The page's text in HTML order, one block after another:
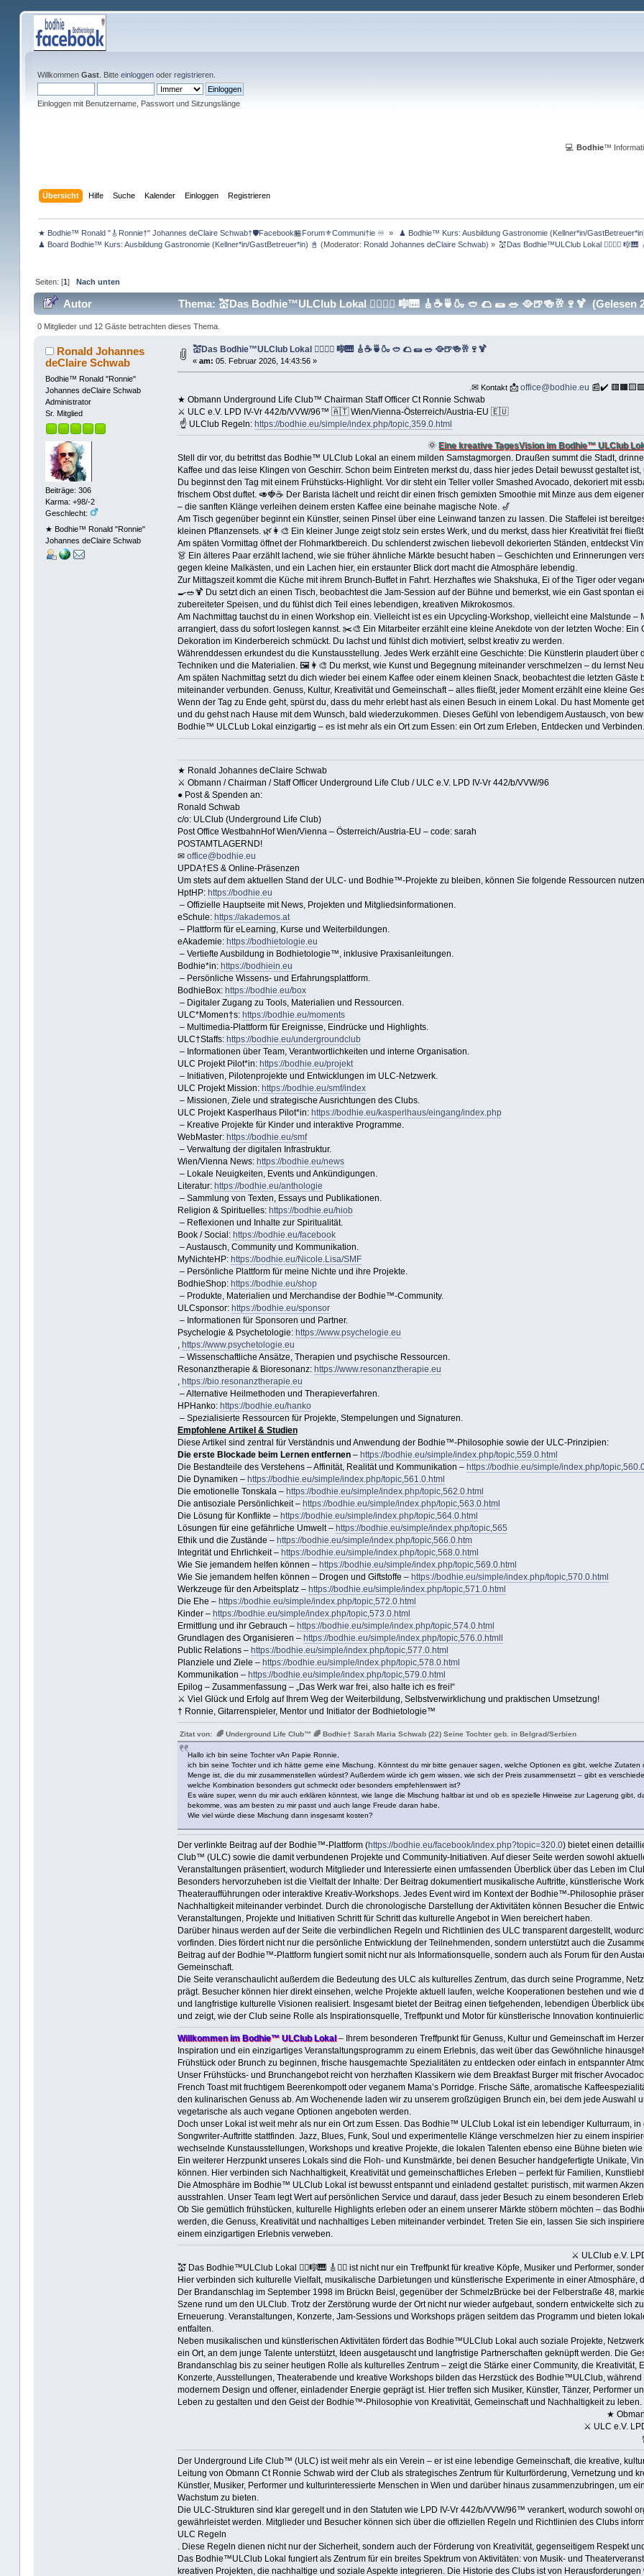
Willkommen Gast. Bitte einloggenoder registrieren.
Einloggen mit Benutzername, Passwort und Sitzungslänge
💻Bodhie™
Übersicht Hilfe Suche Kalender Einloggen Registrieren
★ Bodhie™ Ronald "🎸Ronnie†" Johannes deClaire Schwab†🛡️Facebook🏪Forum⚜️Communi†ie ♾️ » ♟ Bodhie™ Kurs: Ausbildung Gastronomie (Kellner*in/
♟ Board Bodhie™ Kurs: Ausbildung Gastronomie (Kellner*in/GastBetreuer*in) 📓 (Moderator: Ronald Johannes deClaire Schwab) » 💒Das Bodhie™ULClub Lokal 🤹‍♀️🤹‍♂️
Seiten: [1]Nach unten
Autor Thema: 💒Das Bodhie™ULClub Lokal 🤹‍♀️🤹‍♂️ 🎼🎹 🎸☕️🍵🍶 🥙 🌮 🌯 🥗 🥘🍺🍻🥂🍷🍹 (Gelesen
0 Mitglieder und 12 Gäste betrachten dieses Thema.
Ronald Johannes
deClaire Schwab
Bodhie™ Ronald "Ronnie"
Johannes deClaire Schwab
Administrator
Sr. Mitglied
Beiträge: 306
Karma: +98/-2
Geschlecht:
★ Bodhie™ Ronald "Ronnie"
Johannes deClaire Schwab
💒Das Bodhie™ULClub Lokal 🤹‍♀️🤹‍♂️ 🎼🎹 🎸☕️🍵🍶 🥙 🌮 🌯 🥗 🥘🍺🍻🥂🍷🍹
« am: 05. Februar 2026, 14:43:56 »
.✉ Kontakt 📩office@bodhie.eu 📰✔️
★ Obmann Underground Life Club™ Chairman Staff Officer Ct Ronnie Schwab
⚔ ULC e.V. LPD IV-Vr 442/b/VVW/96™ 🇦🇹 Wien/Vienna-Österreich/Austria-EU 🇪🇺
☝ ULClub Regeln: https://bodhie.eu/simple/index.php/topic,359.0.html
🌞 Eine kreative TagesVision im Bodhie™ ULClub
Stell dir vor, du betrittst das Bodhie™ ULClub Lokal an einem milden Samstagmorgen. Draußen summt die Stadt,
Kaffee und das leise Klingen von Geschirr. Schon beim Eintreten merkst du, dass hier jedes Detail bewusst gestaltet
Du beginnst den Tag mit einem Frühstücks-Highlight. Vor dir steht ein Teller voller Smashed Avocado, dekoriert mit
frischem Obst duftet. 🥑🍓☕ Der Barista lächelt und reicht dir einen frisch gemixten Smoothie mit Minze aus dem
– die sanften Klänge verleihen deinem ersten Kaffee eine beinahe magische Note. 🎷
Am Tisch gegenüber beginnt ein Künstler, seinen Pinsel über eine Leinwand tanzen zu lassen. Die Staffelei ist
kleinen Pflanzensets. 🌿👩‍🎨 Ein kleiner Junge zeigt stolz sein erstes Werk, und du merkst, dass hier Kreativität frei
Am späten Vormittag öffnet der Flohmarktbereich. Du schlenderst zwischen liebevoll dekorierten Ständen, entdeckst
👗 Ein älteres Paar erzählt lachend, wie sie früher ähnliche Märkte besucht haben – Geschichten und Erinnerungen
gegen kleine Malkästen, und ein Lachen hier, ein erstaunter Blick dort macht die Atmosphäre lebendig.
Zur Mittagszeit kommt die Küche mit ihrem Brunch-Buffet in Fahrt. Herzhaftes wie Shakshuka, Ei of the Tiger oder
🍳🥗🍹 Du setzt dich an einen Tisch, beobachtest die Jam-Session auf der Bühne und bemerkst, wie ein Gast spontan
zubereiteter Speisen, und du fühlst dich Teil eines lebendigen, kreativen Mikrokosmos.
Am Nachmittag tauchst du in einen Workshop ein. Vielleicht ist es ein Upcycling-Workshop, vielleicht eine Malstunde
arrangiert, dass du sofort loslegen kannst. ✂️🎨 Ein Mitarbeiter erzählt eine kleine Anekdote von der letzten Woche:
Dekoration im Kinderbereich schmückt. Du lachst und fühlst dich motiviert, selbst kreativ zu werden.
Währenddessen erkundest du die Kunstausstellung. Jedes Werk erzählt eine Geschichte: Die Künstlerin plaudert
Techniken und die Materialien. 🖼️👩‍🎨 Du merkst, wie Kunst und Begegnung miteinander verschmelzen – du lernst
Am späten Nachmittag setzt du dich wieder bei einem Kaffee oder einem kleinen Snack, beobachtest die letzten
miteinander verbunden. Genuss, Kultur, Kreativität und Gemeinschaft – alles fließt, jeder Moment erzählt eine kleine
Wenn der Tag zu Ende geht, spürst du, dass du mehr erlebt hast als einen Besuch in einem Lokal. Du hast Momente
und du gehst nach Hause mit dem Wunsch, bald wiederzukommen. Dieses Gefühl von lebendigem Austausch, von
Bodhie™ ULCLub Lokal einzigartig – es ist mehr als ein Ort zum Essen: ein Ort zum Erleben, Entdecken und Verbinden.
Die WG
★ Ronald Johannes deClaire Schwab
⚔ Obmann / Chairman / Staff Officer Underground Life Club / ULC e.V. LPD IV-Vr 442/b/VVW/96
● Post & Spenden an:
Ronald Schwab
c/o: ULClub (Underground Life Club)
Post Office WestbahnHof Wien/Vienna – Österreich/Austria-EU – code: sarah
POSTAMTLAGERND!
✉ office@bodhie.eu
UPDA†ES & Online-Präsenzen
Um stets auf dem aktuellen Stand der ULC- und Bodhie™-Projekte zu bleiben, können Sie folgende Ressourcen
HptHP: https://bodhie.eu
– Offizielle Hauptseite mit News, Projekten und Mitgliedsinformationen.
eSchule: https://akademos.at
– Plattform für eLearning, Kurse und Weiterbildungen.
eAkademie: https://bodhietologie.eu
– Vertiefte Ausbildung in Bodhietologie™, inklusive Praxisanleitungen.
Bodhie*in: https://bodhiein.eu
– Persönliche Wissens- und Erfahrungsplattform.
BodhieBox: https://bodhie.eu/box
– Digitaler Zugang zu Tools, Materialien und Ressourcen.
ULC*Momen†s: https://bodhie.eu/moments
– Multimedia-Plattform für Ereignisse, Eindrücke und Highlights.
ULC†Staffs: https://bodhie.eu/undergroundclub
– Informationen über Team, Verantwortlichkeiten und interne Organisation.
ULC Projekt Pilot*in: https://bodhie.eu/projekt
– Initiativen, Pilotenprojekte und Entwicklungen im ULC-Netzwerk.
ULC Projekt Mission: https://bodhie.eu/smf/index
– Missionen, Ziele und strategische Ausrichtungen des Clubs.
ULC Projekt Kasperlhaus Pilot*in: https://bodhie.eu/kasperlhaus/eingang/index.php
– Kreative Projekte für Kinder und interaktive Programme.
WebMaster: https://bodhie.eu/smf
– Verwaltung der digitalen Infrastruktur.
Wien/Vienna News: https://bodhie.eu/news
– Lokale Neuigkeiten, Events und Ankündigungen.
Literatur: https://bodhie.eu/anthologie
– Sammlung von Texten, Essays und Publikationen.
Religion & Spirituelles: https://bodhie.eu/hiob
– Reflexionen und Inhalte zur Spiritualität.
Book / Social: https://bodhie.eu/facebook
– Austausch, Community und Kommunikation.
MyNichteHP: https://bodhie.eu/Nicole.Lisa/SMF
– Persönliche Plattform für meine Nichte und ihre Projekte.
BodhieShop: https://bodhie.eu/shop
– Produkte, Materialien und Merchandise der Bodhie™-Community.
ULCsponsor: https://bodhie.eu/sponsor
– Informationen für Sponsoren und Partner.
Psychelogie & Psychetologie: https://www.psychelogie.eu
, https://www.psychetologie.eu
– Wissenschaftliche Ansätze, Therapien und psychische Ressourcen.
Resonanztherapie & Bioresonanz: https://www.resonanztherapie.eu
, https://bio.resonanztherapie.eu
– Alternative Heilmethoden und Therapieverfahren.
HPHanko: https://bodhie.eu/hanko
– Spezialisierte Ressourcen für Projekte, Stempelungen und Signaturen.
Empfohlene Artikel & Studien
Diese Artikel sind zentral für Verständnis und Anwendung der Bodhie™-Philosophie sowie der ULC-Prinzipien:
Die erste Blockade beim Lernen entfernen– https://bodhie.eu/simple/index.php/topic,559.0.html
Die Bestandteile des Verstehens – Affinität, Realität und Kommunikation – https://bodhie.eu/simple/index.php/
Die Dynamiken – https://bodhie.eu/simple/index.php/topic,561.0.html
Die emotionelle Tonskala – https://bodhie.eu/simple/index.php/topic,562.0.html
Die antisoziale Persönlichkeit – https://bodhie.eu/simple/index.php/topic,563.0.html
Die Lösung für Konflikte – https://bodhie.eu/simple/index.php/topic,564.0.html
Lösungen für eine gefährliche Umwelt – https://bodhie.eu/simple/index.php/topic,565
Ethik und die Zustände – https://bodhie.eu/simple/index.php/topic,566.0.htm
Integrität und Ehrlichkeit – https://bodhie.eu/simple/index.php/topic,568.0.html
Wie Sie jemandem helfen können – https://bodhie.eu/simple/index.php/topic,569.0.html
Wie Sie jemandem helfen können – Drogen und Giftstoffe – https://bodhie.eu/simple/index.php/topic,570.0.html
Werkzeuge für den Arbeitsplatz – https://bodhie.eu/simple/index.php/topic,571.0.html
Die Ehe – https://bodhie.eu/simple/index.php/topic,572.0.html
Kinder – https://bodhie.eu/simple/index.php/topic,573.0.html
Ermittlung und ihr Gebrauch – https://bodhie.eu/simple/index.php/topic,574.0.html
Grundlagen des Organisieren – https://bodhie.eu/simple/index.php/topic,576.0.htmll
Public Relations – https://bodhie.eu/simple/index.php/topic,577.0.html
Planziele und Ziele – https://bodhie.eu/simple/index.php/topic,578.0.html
Kommunikation – https://bodhie.eu/simple/index.php/topic,579.0.html
Epilog – Zusammenfassung – „Das Werk war frei, also halte ich es frei!“
⚔ Viel Glück und Erfolg auf Ihrem Weg der Weiterbildung, Selbstverwirklichung und praktischen Umsetzung!
† Ronnie, Gitarrenspieler, Mentor und Initiator der Bodhietologie™
Zitat von: 🌈 Underground Life Club™ 🌈 Bodhie† Sarah Maria Schwab (22) Seine Tochter geb. in Belgrad/Serbien
Hallo ich bin seine Tochter vAn Papie Ronnie,
ich bin seine Tochter und ich hätte gerne eine Mischung. Könntest du mir bitte genauer sagen, welche Optionen es gibt, welche
Menge ist, die du mir zusammenstellen würdest? Außerdem würde ich gern wissen, wie sich der Preis zusammensetzt – gibt es
welche Kombination besonders gut schmeckt oder besonders empfehlenswert ist?
Es wäre super, wenn du mir auch erklären könntest, wie lange die Mischung haltbar ist und ob es spezielle Hinweise zur Lagerung gibt,
bekomme, was am besten zu mir passt und auch lange Freude daran habe.
Wie viel würde diese Mischung dann insgesamt kosten?
Der verlinkte Beitrag auf der Bodhie™-Plattform (https://bodhie.eu/facebook/index.php?topic=320.0) bietet einen
Club™ (ULC) sowie die damit verbundenen Projekte und Community-Initiativen. Auf dieser Seite werden sowohl
Veranstaltungen präsentiert, wodurch Mitglieder und Interessierte einen umfassenden Überblick über das Leben im
Besonders hervorzuheben ist die Vielfalt der Inhalte: Der Beitrag dokumentiert musikalische Auftritte, künstlerische
Theateraufführungen oder interaktive Kreativ-Workshops. Jedes Event wird im Kontext der Bodhie™-Philosophie
Nachhaltigkeit miteinander verbindet. Durch die chronologische Darstellung der Aktivitäten können Besucher die
Veranstaltungen, Projekte und Initiativen Schritt für Schritt das kulturelle Angebot in Wien bereichert haben.
Darüber hinaus werden auf der Seite die verbindlichen Regeln und Richtlinien des ULC transparent dargestellt,
vorfinden. Dies fördert nicht nur die persönliche Entwicklung der Teilnehmenden, sondern unterstützt auch die
Beitrag auf der Bodhie™-Plattform fungiert somit nicht nur als Informationsquelle, sondern auch als Forum für den
Gemeinschaft.
Die Seite veranschaulicht außerdem die Bedeutung des ULC als kulturelles Zentrum, das durch seine Programme,
prägt. Besucher können hier direkt einsehen, welche Projekte aktuell laufen, welche Kooperationen bestehen und wie
und langfristige kulturelle Visionen realisiert. Insgesamt bietet der Beitrag einen tiefgehenden, lebendigen Überblick
und zeigt, wie der Club seine Rolle als Inspirationsquelle, Treffpunkt und Motor für künstlerische Innovation
Willkommen im Bodhie™ ULClub Lokal– Ihrem besonderen Treffpunkt für Genuss, Kultur und Gemeinschaft im
Inspiration und ein einzigartiges Veranstaltungsprogramm zu einem Erlebnis, das weit über das Gewöhnliche
Frühstück oder Brunch zu beginnen, frische hausgemachte Spezialitäten zu entdecken oder einfach in entspannter
Unser Frühstücks- und Brunchangebot reicht von herzhaften Klassikern wie dem Breakfast Burger mit frischer
French Toast mit fruchtigem Beerenkompott oder veganem Mama’s Porridge. Frische Säfte, aromatische
den kulinarischen Genuss ab. Am Wochenende laden wir zu unserem großzügigen Brunch ein, bei dem jede Auswahl
vegetarische als auch vegane Optionen angeboten werden.
Doch unser Lokal ist weit mehr als nur ein Ort zum Essen. Das Bodhie™ ULClub Lokal ist ein lebendiger Kulturraum,
Songwriter-Auftritte stattfinden. Jazz, Blues, Funk, Soul und experimentelle Klänge verschmelzen hier zu einem
wechselnde Kunstausstellungen, Workshops und kreative Projekte, die lokalen Talenten ebenso eine Bühne bieten wie
Ein weiterer Herzpunkt unseres Lokals sind die Floh- und Kunstmärkte, bei denen Besucher handgefertigte Unikate,
können. Hier verbinden sich Nachhaltigkeit, Kreativität und gemeinschaftliches Erleben – perfekt für Familien,
Die Atmosphäre im Bodhie™ ULClub Lokal ist bewusst entspannt und einladend gestaltet: puristisch, mit warmen
ausstrahlen. Unser Team legt Wert auf persönlichen Service und darauf, dass jeder Besuch zu einem besonderen
Ob Sie gemütlich frühstücken, kulturelle Highlights erleben oder an einem unserer Märkte stöbern möchten – das
werden, die Genuss, Kreativität und nachhaltiges Leben miteinander verbindet. Treten Sie ein, lassen Sie sich
einem einzigartigen Erlebnis verweben.
⚔ ULClub e.V.
💒 Das Bodhie™ULClub Lokal 🤹‍♀️🎼🎹 🎸🤹‍♂️ ist nicht nur ein Treffpunkt für kreative Köpfe, Musiker und Performer,
Hier verbinden sich kulturelle Vielfalt, musikalische Darbietungen und künstlerische Experimente in einer Atmosphäre,
Der Brandanschlag im September 1998 im Brückn Beisl, gegenüber der SchmelzBrücke bei der Felberstraße 48,
Szene rund um den ULClub. Trotz der Zerstörung wurde der Ort nicht nur wieder aufgebaut, sondern entwickelte sich
Erneuerung. Veranstaltungen, Konzerte, Jam-Sessions und Workshops prägen seitdem das Programm und bieten
entfalten.
Neben musikalischen und künstlerischen Aktivitäten fördert das Bodhie™ULClub Lokal auch soziale Projekte,
ein Ort, an dem junge Talente unterstützt, Ideen ausgetauscht und langfristige Partnerschaften geknüpft werden. Die
Brandanschlag bis zu seiner heutigen Rolle als kulturelles Zentrum – zeigt die Stärke einer Community, die
Konzerte, Ausstellungen, Theaterabende und kreative Workshops bilden das Herzstück des Bodhie™ULClub,
modernem Design und offener, einladender Energie geprägt ist. Hier treffen sich Musiker, Künstler, Tänzer, Performer
Leben zu gestalten und den Geist der Bodhie™-Philosophie von Kreativität, Gemeinschaft und Nachhaltigkeit zu leben.
★
⚔ ULC e.V.
Der Underground Life Club™ (ULC) ist weit mehr als ein Verein – er ist eine lebendige Gemeinschaft, die kreative,
Leitung von Obmann Ct Ronnie Schwab wird der Club als strategisches Zentrum für Kulturförderung, Vernetzung und
Künstler, Musiker, Performer und kulturinteressierte Menschen in Wien und darüber hinaus zusammenzubringen, um
Wachstum zu bieten.
Die ULC-Strukturen sind klar geregelt und in den Statuten wie LPD IV-Vr 442/b/VVW/96™ verankert, wodurch sowohl
gewährleistet werden. Mitglieder und Besucher können sich über die offiziellen Regeln und Richtlinien des Clubs
ULC Regeln
. Diese Regeln dienen nicht nur der Sicherheit, sondern auch der Förderung von Kreativität, gegenseitigem Respekt
Das Bodhie™ULClub Lokal fungiert als Zentrum für ein breites Spektrum von Aktivitäten: von Musik- und
kreativen Projekten, die nachhaltige und soziale Aspekte integrieren. Die Historie des Clubs ist von